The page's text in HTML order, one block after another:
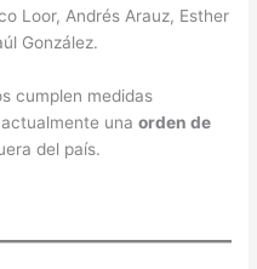
Loor, Andrés Arauz, Esther
González.
cumplen medidas
actualmente unaorden de
del país.